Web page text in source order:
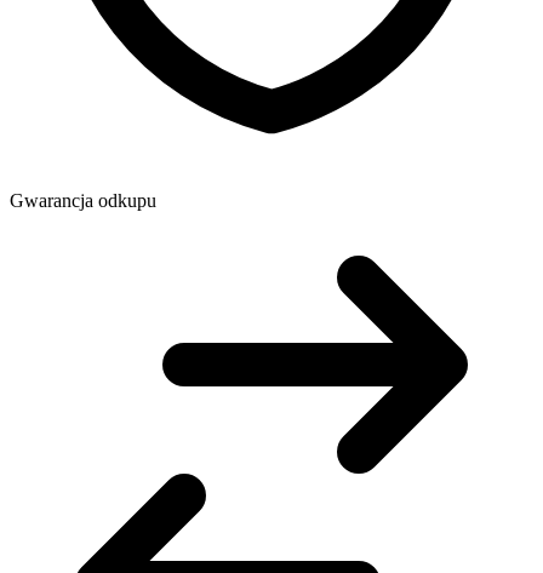
Gwarancja odkupu